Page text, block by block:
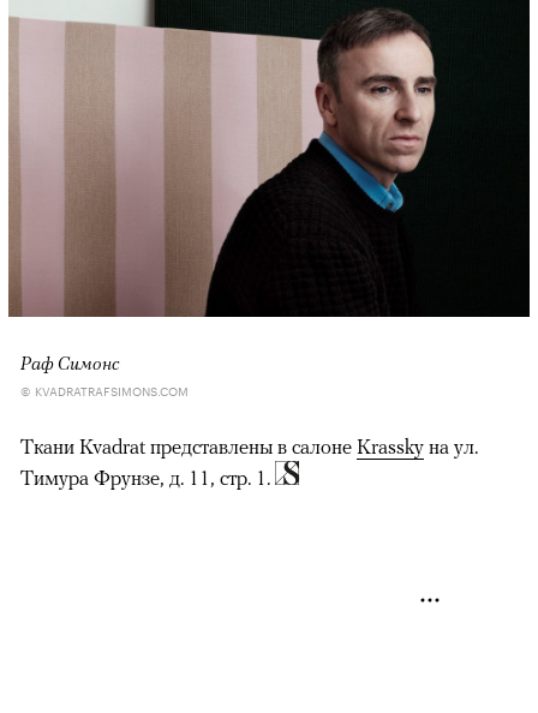
Раф Симонс
© KVADRATRAFSIMONS.COM
Ткани Kvadrat представлены в салоне Krassky на ул.
Тимура Фрунзе, д. 11, стр. 1.